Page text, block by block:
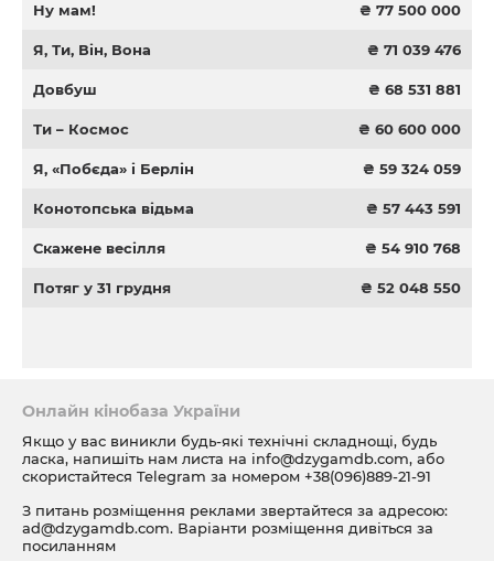
Ну мам! ₴ 77 500 000
Я, Ти, Він, Вона ₴ 71 039 476
Довбуш ₴ 68 531 881
Ти – Космос ₴ 60 600 000
Я, «Побєда» і Берлін ₴ 59 324 059
Конотопська відьма ₴ 57 443 591
Скажене весілля ₴ 54 910 768
Потяг у 31 грудня ₴ 52 048 550
Онлайн кінобаза України
Якщо у вас виникли будь-які технічні складнощі, будь
ласка, напишіть нам листа на info@dzygamdb.com, або
скористайтеся Telegram за номером +38(096)889-21-91
З питань розміщення реклами звертайтеся за адресою:
ad@dzygamdb.com. Варіанти розміщення дивіться за
посиланням